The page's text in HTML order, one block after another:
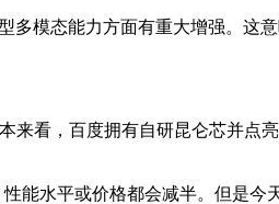
模态能力方面有重大增强。这
看，百度拥有自研昆仑芯并点
能水平或价格都会减半。但是今